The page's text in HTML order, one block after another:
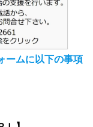
ームに以下の事項